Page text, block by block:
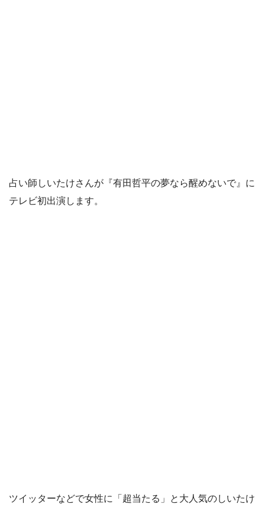
占い師しいたけさんが『有田哲平の夢なら醒めないで』に
テレビ初出演します。
ツイッターなどで女性に「超当たる」と大人気のしいたけ